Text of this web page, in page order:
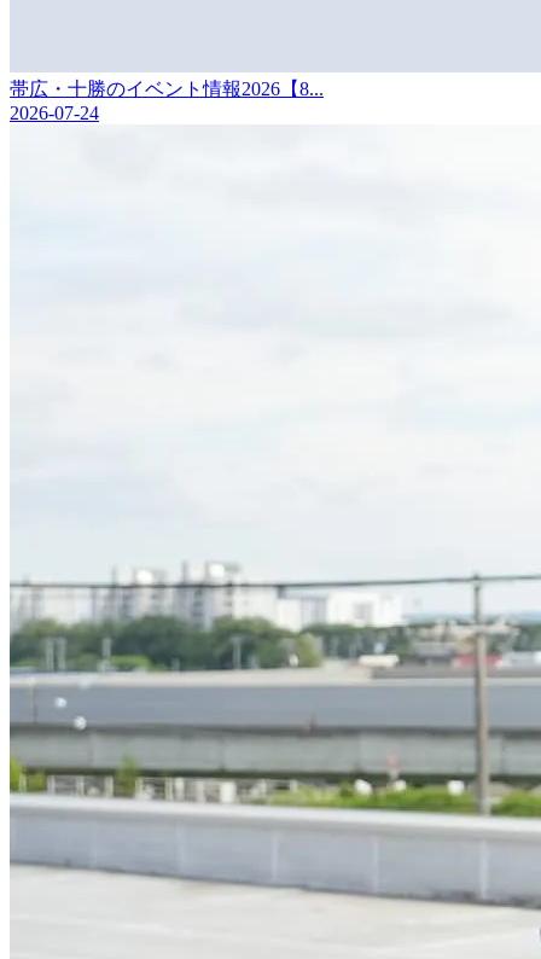
帯広・十勝のイベント情報2026【8...
2026-07-24